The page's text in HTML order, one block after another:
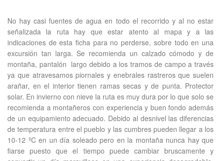
No hay casi fuentes de agua en todo el recorrido y al no estar
señalizada la ruta hay que estar atento al mapa y a las
indicaciones de esta ficha para no perderse, sobre todo en una
excursión tan larga. Se recomienda un calzado cómodo y de
montaña, pantalón largo debido a los tramos de campo a través
ya que atravesamos piornales y enebrales rastreros que suelen
arañar, en el interior tienen ramas secas y de punta. Protector
solar. En invierno con nieve la ruta es muy dura por lo que solo se
recomienda a montañeros con experiencia y buen fondo además
de un equipamiento adecuado. Debido al desnivel las diferencias
de temperatura entre el pueblo y las cumbres pueden llegar a los
10-12 ºC en un día soleado pero en la montaña nunca hay que
fiarse puesto que el tiempo puede cambiar bruscamente y